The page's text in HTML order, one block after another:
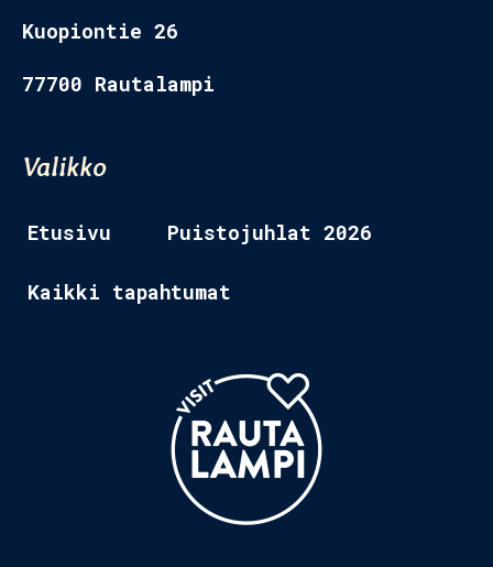
Kuopiontie 26
77700 Rautalampi
Valikko
Etusivu Puistojuhlat 2026
Kaikki tapahtumat
Ravintolat
Museo